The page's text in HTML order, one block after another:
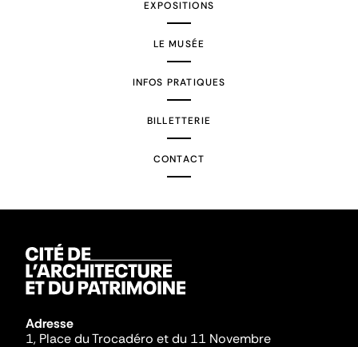
EXPOSITIONS
LE MUSÉE
INFOS PRATIQUES
BILLETTERIE
CONTACT
Adresse
1, Place du Trocadéro et du 11 Novembre